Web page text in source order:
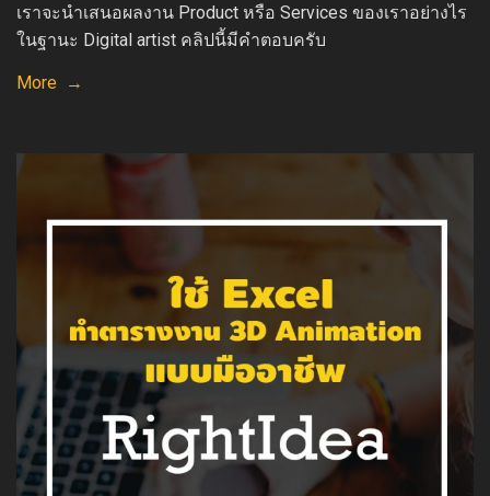
เราจะนำเสนอผลงาน Product หรือ Services ของเราอย่างไร
ในฐานะ Digital artist คลิปนี้มีคำตอบครับ
More →